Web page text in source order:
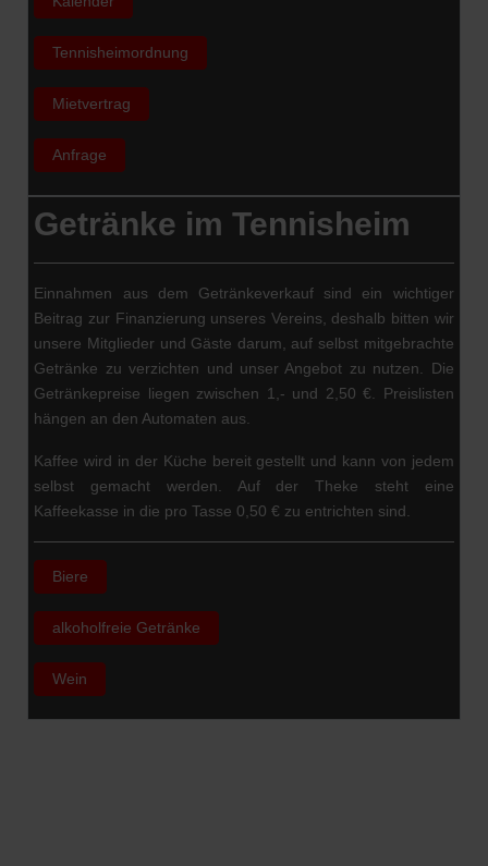
Tennisheimordnung
Mietvertrag
Anfrage
Getränke im Tennisheim
Einnahmen aus dem Getränkeverkauf sind ein wichtiger
Beitrag zur Finanzierung unseres Vereins, deshalb bitten wir
unsere Mitglieder und Gäste darum, auf selbst mitgebrachte
Getränke zu verzichten und unser Angebot zu nutzen. Die
Getränkepreise liegen zwischen 1,- und 2,50 €. Preislisten
hängen an den Automaten aus.
Kaffee wird in der Küche bereit gestellt und kann von jedem
selbst gemacht werden. Auf der Theke steht eine
Kaffeekasse in die pro Tasse 0,50 € zu entrichten sind.
Biere
alkoholfreie Getränke
Wein